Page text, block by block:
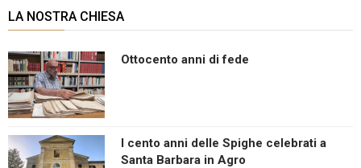
LA NOSTRA CHIESA
Ottocento anni di fede
I cento anni delle Spighe celebrati a
Santa Barbara in Agro